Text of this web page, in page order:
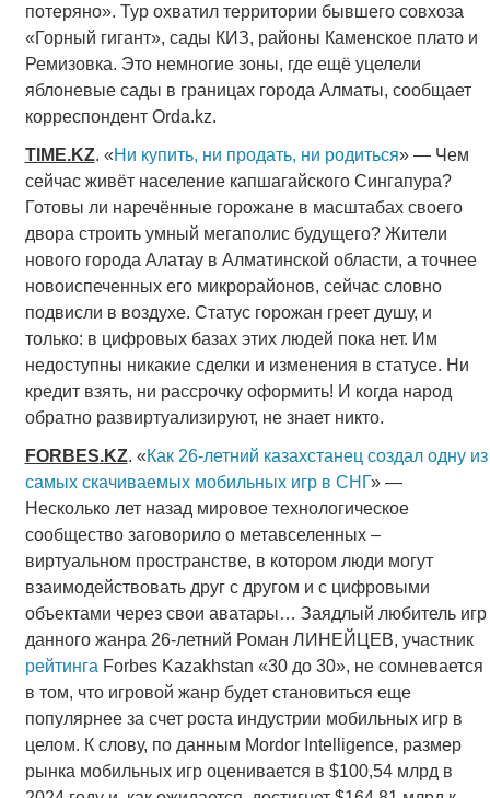
потеряно». Тур охватил территории бывшего совхоза
«Горный гигант», сады КИЗ, районы Каменское плато и
Ремизовка. Это немногие зоны, где ещё уцелели
яблоневые сады в границах города Алматы, сообщает
корреспондент Orda.kz.
TIME.KZ. «Ни купить, ни продать, ни родиться» — Чем
сейчас живёт население капшагайского Сингапура?
Готовы ли наречённые горожане в масштабах своего
двора строить умный мегаполис будущего? Жители
нового города Алатау в Алматинской области, а точнее
новоиспеченных его микрорайонов, сейчас словно
подвисли в воздухе. Статус горожан греет душу, и
только: в цифровых базах этих людей пока нет. Им
недоступны никакие сделки и изменения в статусе. Ни
кредит взять, ни рассрочку оформить! И когда народ
обратно развиртуализируют, не знает никто.
FORBES.KZ. «Как 26-летний казахстанец создал одну из
самых скачиваемых мобильных игр в СНГ» —
Несколько лет назад мировое технологическое
сообщество заговорило о метавселенных –
виртуальном пространстве, в котором люди могут
взаимодействовать друг с другом и с цифровыми
объектами через свои аватары… Заядлый любитель игр
данного жанра 26-летний Роман ЛИНЕЙЦЕВ, участник
рейтинга Forbes Kazakhstan «30 до 30», не сомневается
в том, что игровой жанр будет становиться еще
популярнее за счет роста индустрии мобильных игр в
целом. К слову, по данным Mordor Intelligence, размер
рынка мобильных игр оценивается в $100,54 млрд в